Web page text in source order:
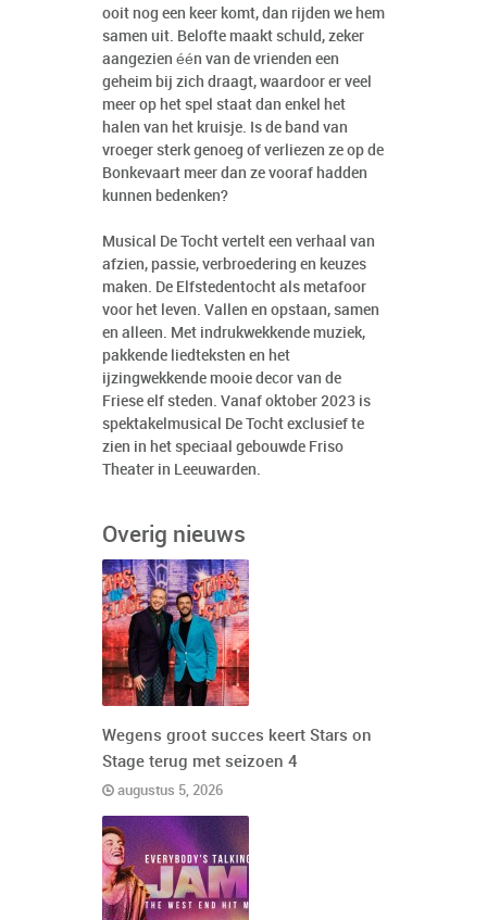
ooit nog een keer komt, dan rijden we hem
samen uit. Belofte maakt schuld, zeker
aangezien één van de vrienden een
geheim bij zich draagt, waardoor er veel
meer op het spel staat dan enkel het
halen van het kruisje. Is de band van
vroeger sterk genoeg of verliezen ze op de
Bonkevaart meer dan ze vooraf hadden
kunnen bedenken?
Musical De Tocht vertelt een verhaal van
afzien, passie, verbroedering en keuzes
maken. De Elfstedentocht als metafoor
voor het leven. Vallen en opstaan, samen
en alleen. Met indrukwekkende muziek,
pakkende liedteksten en het
ijzingwekkende mooie decor van de
Friese elf steden. Vanaf oktober 2023 is
spektakelmusical De Tocht exclusief te
zien in het speciaal gebouwde Friso
Theater in Leeuwarden.
Overig nieuws
Wegens groot succes keert Stars on
Stage terug met seizoen 4
augustus 5, 2026